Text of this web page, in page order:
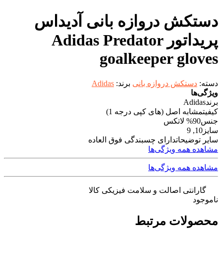
دستکش دروازه بانی آدیداس
پریداتور Adidas Predator
goalkeeper gloves
دسته: دستکش دروازه بانی برند: Adidas
ویژگی‌ها
برندAdidas
کیفیتمشابه اصل (های کپی درجه 1)
جنس90% لاتکس
سایز 10, 9
سایر توضیحاتدارای چسبندگی فوق العاده
مشاهده همه ویژگی‌ها
مشاهده همه ویژگی‌ها
گارانتی اصالت و سلامت فیزیکی کالا
ناموجود
محصولات مرتبط